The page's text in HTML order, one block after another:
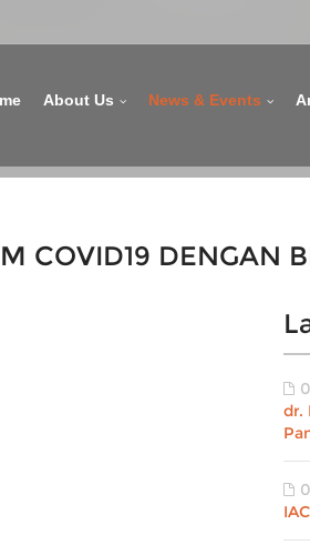
About Us News & Events
COVID19 DENGAN
dr.